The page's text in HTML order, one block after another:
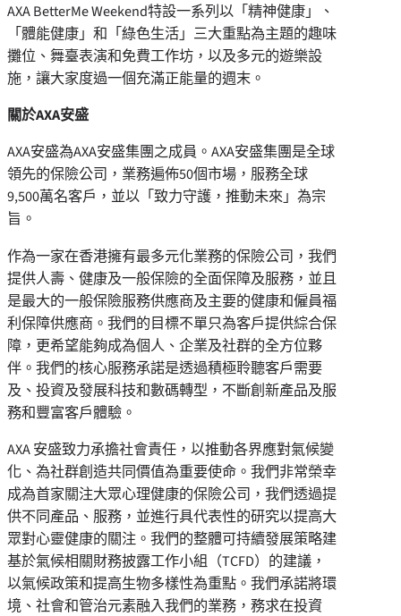
AXA BetterMe Weekend特設一系列以「精神健康」、
「體能健康」和「綠色生活」三大重點為主題的趣味
攤位、舞臺表演和免費工作坊，以及多元的遊樂設
施，讓大家度過一個充滿正能量的週末。
關於AXA安盛
AXA安盛為AXA安盛集團之成員。AXA安盛集團是全球
領先的保險公司，業務遍佈50個市場，服務全球
9,500萬名客戶，並以「致力守護，推動未來」為宗
旨。
作為一家在香港擁有最多元化業務的保險公司，我們
提供人壽、健康及一般保險的全面保障及服務，並且
是最大的一般保險服務供應商及主要的健康和僱員福
利保障供應商。我們的目標不單只為客戶提供綜合保
障，更希望能夠成為個人、企業及社群的全方位夥
伴。我們的核心服務承諾是透過積極聆聽客戶需要
及、投資及發展科技和數碼轉型，不斷創新產品及服
務和豐富客戶體驗。
AXA 安盛致力承擔社會責任，以推動各界應對氣候變
化、為社群創造共同價值為重要使命。我們非常榮幸
成為首家關注大眾心理健康的保險公司，我們透過提
供不同產品、服務，並進行具代表性的研究以提高大
眾對心靈健康的關注。我們的整體可持續發展策略建
基於氣候相關財務披露工作小組（TCFD）的建議，
以氣候政策和提高生物多樣性為重點。我們承諾將環
境、社會和管治元素融入我們的業務，務求在投資